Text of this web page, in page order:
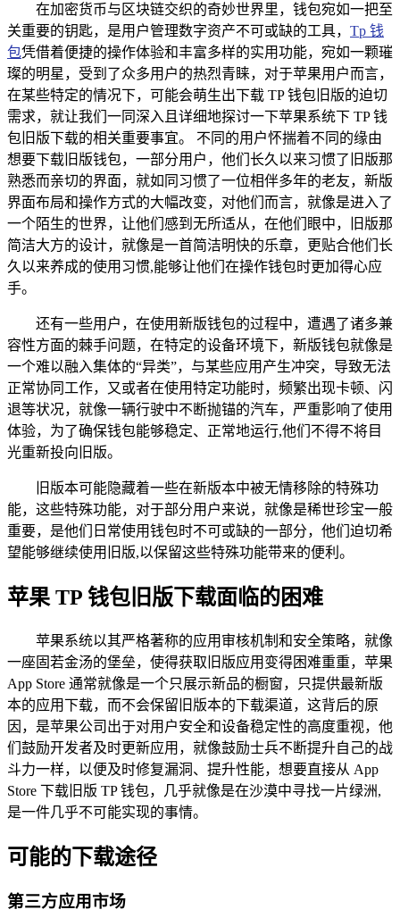
在加密货币与区块链交织的奇妙世界里，钱包宛如一把至
关重要的钥匙，是用户管理数字资产不可或缺的工具， Tp 钱
包凭借着便捷的操作体验和丰富多样的实用功能，宛如一颗璀
璨的明星，受到了众多用户的热烈青睐，对于苹果用户而言，
在某些特定的情况下，可能会萌生出下载 TP 钱包旧版的迫切
需求，就让我们一同深入且详细地探讨一下苹果系统下 TP 钱
包旧版下载的相关重要事宜。 不同的用户怀揣着不同的缘由
想要下载旧版钱包，一部分用户，他们长久以来习惯了旧版那
熟悉而亲切的界面，就如同习惯了一位相伴多年的老友，新版
界面布局和操作方式的大幅改变，对他们而言，就像是进入了
一个陌生的世界，让他们感到无所适从，在他们眼中，旧版那
简洁大方的设计，就像是一首简洁明快的乐章，更贴合他们长
久以来养成的使用习惯,能够让他们在操作钱包时更加得心应
手。
还有一些用户，在使用新版钱包的过程中，遭遇了诸多兼
容性方面的棘手问题，在特定的设备环境下，新版钱包就像是
一个难以融入集体的“异类”，与某些应用产生冲突，导致无法
正常协同工作，又或者在使用特定功能时，频繁出现卡顿、闪
退等状况，就像一辆行驶中不断抛锚的汽车，严重影响了使用
体验，为了确保钱包能够稳定、正常地运行,他们不得不将目
光重新投向旧版。
旧版本可能隐藏着一些在新版本中被无情移除的特殊功
能，这些特殊功能，对于部分用户来说，就像是稀世珍宝一般
重要，是他们日常使用钱包时不可或缺的一部分，他们迫切希
望能够继续使用旧版,以保留这些特殊功能带来的便利。
苹果 TP 钱包旧版下载面临的困难
苹果系统以其严格著称的应用审核机制和安全策略，就像
一座固若金汤的堡垒，使得获取旧版应用变得困难重重，苹果
App Store 通常就像是一个只展示新品的橱窗，只提供最新版
本的应用下载，而不会保留旧版本的下载渠道，这背后的原
因，是苹果公司出于对用户安全和设备稳定性的高度重视，他
们鼓励开发者及时更新应用，就像鼓励士兵不断提升自己的战
斗力一样，以便及时修复漏洞、提升性能，想要直接从 App
Store 下载旧版 TP 钱包，几乎就像是在沙漠中寻找一片绿洲,
是一件几乎不可能实现的事情。
可能的下载途径
第三方应用市场